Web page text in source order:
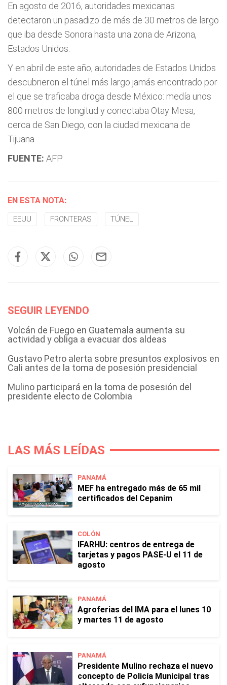
En agosto de 2016, autoridades mexicanas
detectaron un pasadizo de más de 30 metros de largo
que iba desde Sonora hasta una zona de Arizona,
Estados Unidos.
Y en abril de este año, autoridades de Estados Unidos
descubrieron el túnel más largo jamás encontrado por
el que se traficaba droga desde México: medía unos
800 metros de longitud y conectaba Otay Mesa,
cerca de San Diego, con la ciudad mexicana de
Tijuana.
FUENTE: AFP
EN ESTA NOTA:
EEUU FRONTERAS TÚNEL
SEGUIR LEYENDO
Volcán de Fuego en Guatemala aumenta su
actividad y obliga a evacuar dos aldeas
Gustavo Petro alerta sobre presuntos explosivos en
Cali antes de la toma de posesión presidencial
Mulino participará en la toma de posesión del
presidente electo de Colombia
LAS MÁS LEÍDAS
PANAMÁ
MEF ha entregado más de 65 mil
certificados del Cepanim
COLÓN
IFARHU: centros de entrega de
tarjetas y pagos PASE-U el 11 de
agosto
PANAMÁ
Agroferias del IMA para el lunes 10
y martes 11 de agosto
PANAMÁ
Presidente Mulino rechaza el nuevo
concepto de Policía Municipal tras